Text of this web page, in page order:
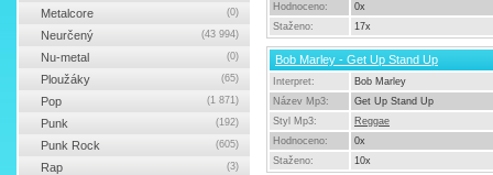
Hodnoceno:
0x
Staženo:
17x
Bob Marley - Get Up Stand Up
Interpret:
Bob Marley
Název Mp3:
Get Up Stand Up
Styl Mp3:
Reggae
Hodnoceno:
0x
Staženo:
10x
Metalcore (0)
Neurčený (43 994)
Nu-metal (0)
Ploužáky (65)
Pop (1 871)
Punk (192)
Punk Rock (605)
Rap (3)